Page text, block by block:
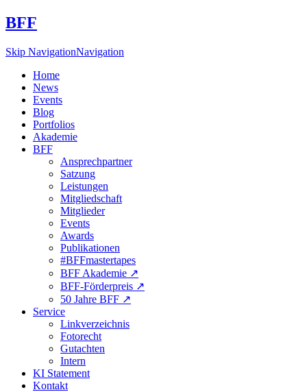
BFF
Skip NavigationNavigation
Home
News
Events
Blog
Portfolios
Akademie
BFF
Ansprechpartner
Satzung
Leistungen
Mitgliedschaft
Mitglieder
Events
Awards
Publikationen
#BFFmastertapes
BFF Akademie ↗︎
BFF-Förderpreis ↗︎
50 Jahre BFF ↗︎
Service
Linkverzeichnis
Fotorecht
Gutachten
Intern
KI Statement
Kontakt